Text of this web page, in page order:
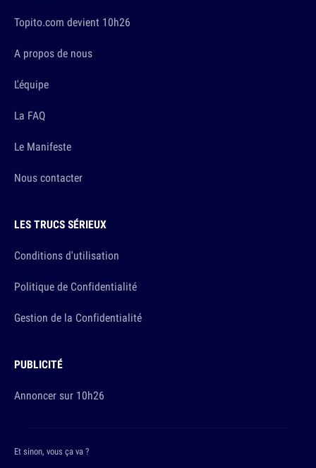
Topito.com devient 10h26
A propos de nous
L'équipe
La FAQ
Le Manifeste
Nous contacter
LES TRUCS SÉRIEUX
Conditions d'utilisation
Politique de Confidentialité
Gestion de la Confidentialité
PUBLICITÉ
Annoncer sur 10h26
Et sinon, vous ça va ?